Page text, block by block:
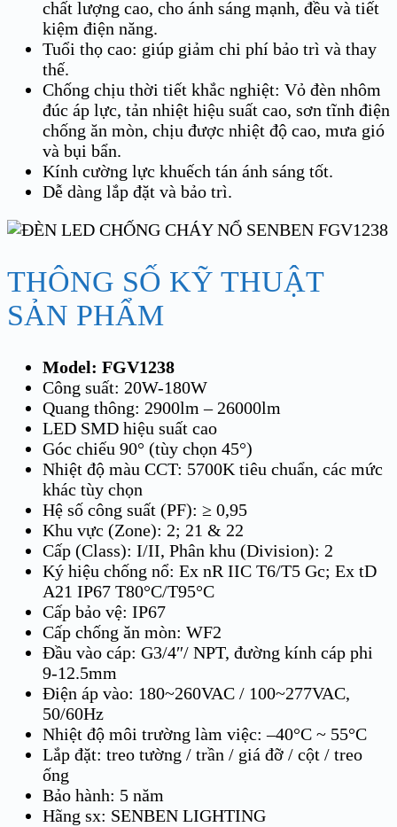
chất lượng cao, cho ánh sáng mạnh, đều và tiết
kiệm điện năng.
Tuổi thọ cao: giúp giảm chi phí bảo trì và thay
thế.
Chống chịu thời tiết khắc nghiệt: Vỏ đèn nhôm
đúc áp lực, tản nhiệt hiệu suất cao, sơn tĩnh điện
chống ăn mòn, chịu được nhiệt độ cao, mưa gió
và bụi bẩn.
Kính cường lực khuếch tán ánh sáng tốt.
Dễ dàng lắp đặt và bảo trì.
THÔNG SỐ KỸ THUẬT
SẢN PHẨM
Model: FGV1238
Công suất: 20W-180W
Quang thông: 2900lm – 26000lm
LED SMD hiệu suất cao
Góc chiếu 90° (tùy chọn 45°)
Nhiệt độ màu CCT: 5700K tiêu chuẩn, các mức
khác tùy chọn
Hệ số công suất (PF): ≥ 0,95
Khu vực (Zone): 2; 21 & 22
Cấp (Class): I/II, Phân khu (Division): 2
Ký hiệu chống nổ: Ex nR IIC T6/T5 Gc; Ex tD
A21 IP67 T80°C/T95°C
Cấp bảo vệ: IP67
Cấp chống ăn mòn: WF2
Đầu vào cáp: G3/4″/ NPT, đường kính cáp phi
9-12.5mm
Điện áp vào: 180~260VAC / 100~277VAC,
50/60Hz
Nhiệt độ môi trường làm việc: –40°C ~ 55°C
Lắp đặt: treo tường / trần / giá đỡ / cột / treo
ống
Bảo hành: 5 năm
Hãng sx: SENBEN LIGHTING